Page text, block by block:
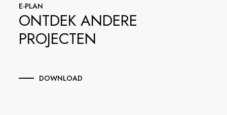
E-PLAN
ONTDEK ANDERE
PROJECTEN
DOWNLOAD